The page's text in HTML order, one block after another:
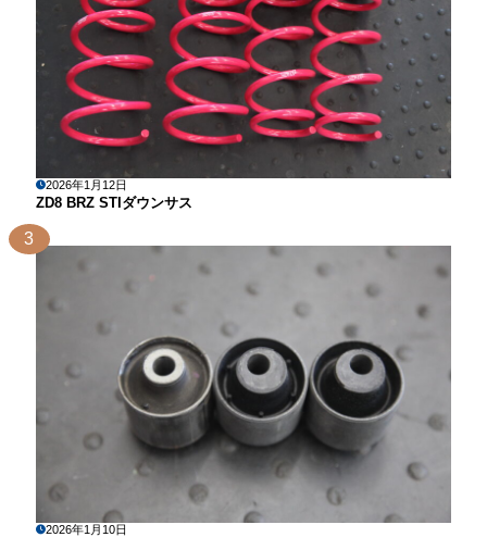
2026年1月12日
ZD8 BRZ STIダウンサス
3
2026年1月10日